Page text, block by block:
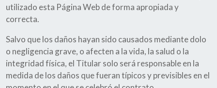
utilizado esta Página Web de forma apropiada y
correcta.
Salvo que los daños hayan sido causados mediante dolo
o negligencia grave, o afecten a la vida, la salud o la
integridad física, el Titular solo será responsable en la
medida de los daños que fueran típicos y previsibles en el